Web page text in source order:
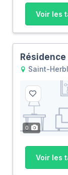
Voir les
Saint-
0
Voir les